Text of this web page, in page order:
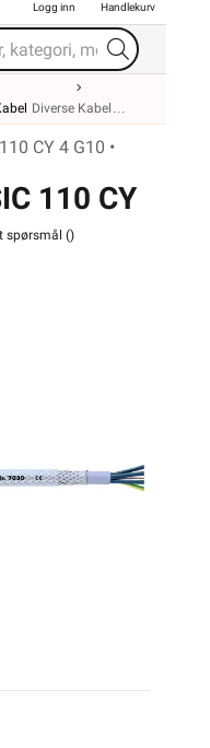
Logg inn Handlekurv
Diverse Kabel
CY 4 G10 •
110 CY
spørsmål ()